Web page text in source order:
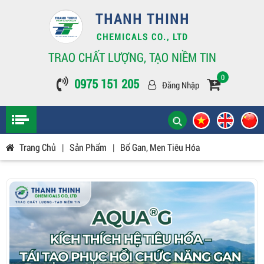
THANH THINH
CHEMICALS CO., LTD
TRAO CHẤT LƯỢNG, TẠO NIỀM TIN
0975 151 205
Đăng Nhập
0
Trang Chủ | Sản Phẩm | Bổ Gan, Men Tiêu Hóa